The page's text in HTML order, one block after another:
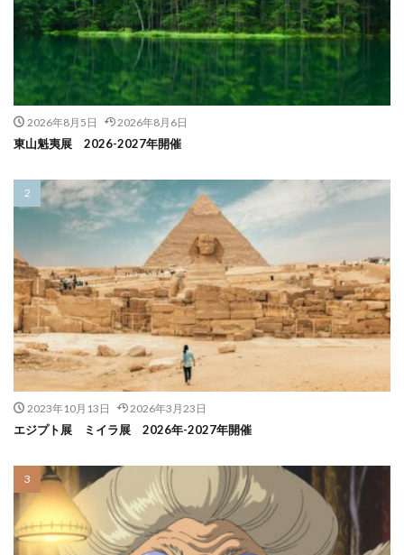
2026年8月5日 2026年8月6日
東山魁夷展 2026-2027年開催
2023年10月13日 2026年3月23日
エジプト展 ミイラ展 2026年-2027年開催